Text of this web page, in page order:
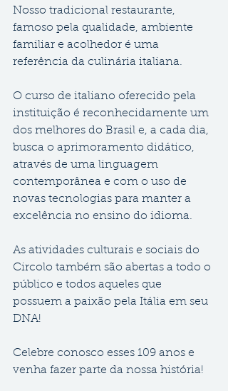
Nosso tradicional restaurante,
famoso pela qualidade, ambiente
familiar e acolhedor é uma
referência da culinária italiana.
O curso de italiano oferecido pela
instituição é reconhecidamente um
dos melhores do Brasil e, a cada dia,
busca o aprimoramento didático,
através de uma linguagem
contemporânea e com o uso de
novas tecnologias para manter a
excelência no ensino do idioma.
As atividades culturais e sociais do
Circolo também são abertas a todo o
público e todos aqueles que
possuem a paixão pela Itália em seu
DNA!
Celebre conosco esses 109 anos e
venha fazer parte da nossa história!